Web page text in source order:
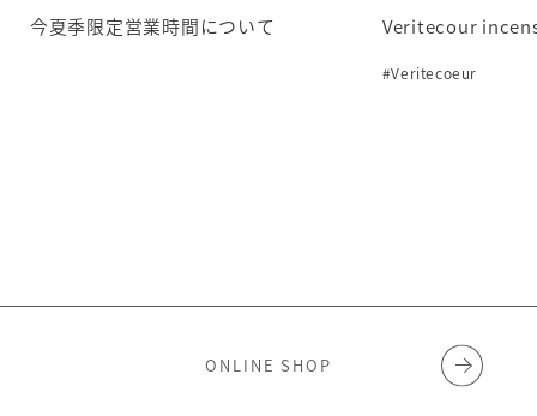
今夏季限定営業時間について Veritecour
#Veritecoeur
ONLINE SHOP